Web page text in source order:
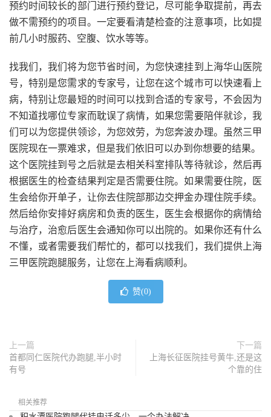
预约时间较长的部门进行预约登记，尽可能争取提前，再去
做不需预约的项目。一定要看清楚检查的注意事项，比如提
前几小时服药、空腹、饮水等等。
找我们，我们将为您节省时间，为您快速挂到上海华山医院
号，特别是您需求的专家号，让您在这个城市可以快速看上
病，特别让您最短的时间可以找到合适的专家号，不会因为
不知道找哪位专家而耽误了病情，如果您需要陪伴就诊，我
们可以为您提供领诊，为您效劳，为您奔波办理。虽然三甲
医院现在一票难求，但是我们依旧可以办到你想要的结果。
这个医院挂到号之后就是去相关科室排队等待就诊，然后再
根据医生的检查结果判定是否需要住院。如果需要住院，医
生会给你开单子，让你去住院部那边交押金办理住院手续。
然后给你安排好病房和负责的医生，医生会根据你的病情给
与治疗，治愈后医生会通知你可以出院的。如果你还有什么
不懂，或者需要我们帮忙的，都可以找我们，我们提供上海
三甲医院跑腿服务，让您在上海看病顺利。
赞(0)
上一篇
首都同仁医院代办跑腿,半小时
有号
下一篇
上海长征医院挂号黄牛,还是这
个靠的住
相关推荐